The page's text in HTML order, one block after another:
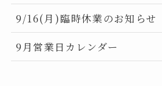
9/16(月)臨時休業のお知らせ
9月営業日カレンダー